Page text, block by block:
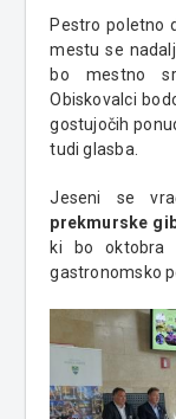
Pestro poletno
mestu se
bo mestno
Obiskovalci
gostujočih
tudi glasba.
Jeseni se
prekmurske
ki bo oktobra
gastronomsko